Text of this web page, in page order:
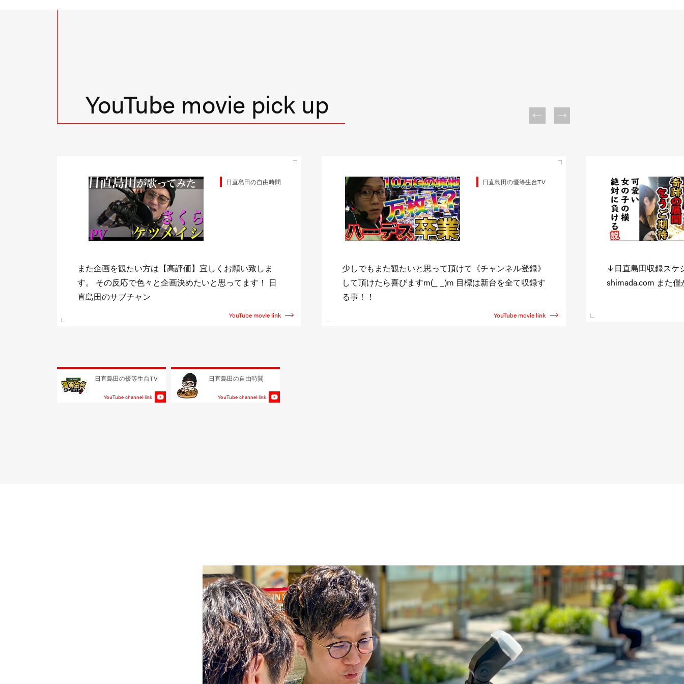
YouTube movie pick up
日直島田の優等生台TV
少しでもまた観たいと思って頂けて《チャンネル登録》
して頂けたら喜びますm(_ _)m 目標は新台を全て収録す
る事！！
YouTube movie link
日直島田の優等生台TV
↓日直島田収録スケジュール↓ http://niccyoku-
shimada.com また僅かにでも観たいと思って頂け
また企画を観たい
す。 その反応で色
日直島田の優等生台TV
YouTube channel link
日直島田の自由時間
YouTube channel link